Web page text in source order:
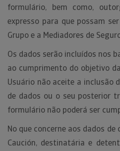
formulário, bem como,
expresso para que possam
Grupo e a Mediadores de
Os dados serão incluídos nos
ao cumprimento do objetivo
Usuário não aceite a inclusão
de dados ou o seu posterior
formulário não poderá ser
No que concerne aos dados
Caución, destinatária e